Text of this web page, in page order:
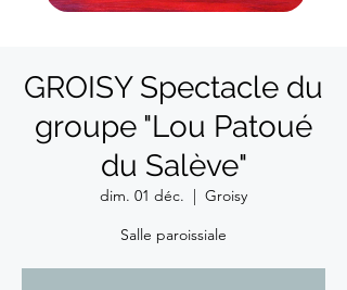
GROISY Spectacle du
groupe "Lou Patoué
du Salève"
dim. 01 déc.
  |
Groisy
Salle paroissiale